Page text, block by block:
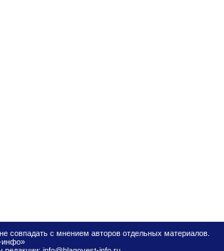
совпадать с мнением авторов отдельных материалов.
инфо»